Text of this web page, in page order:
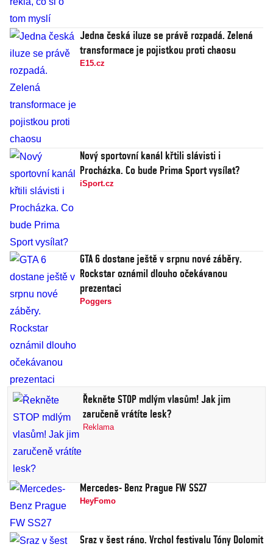
Jedna česká iluze se právě rozpadá. Zelená
transformace je pojistkou proti chaosu
E15.cz
Nový sportovní kanál křtili slávisti i
Procházka. Co bude Prima Sport vysílat?
iSport.cz
GTA 6 dostane ještě v srpnu nové záběry.
Rockstar oznámil dlouho očekávanou
prezentaci
Poggers
Řekněte STOP mdlým vlasům! Jak jim
zaručeně vrátíte lesk?
Reklama
Mercedes- Benz Prague FW SS27
HeyFomo
Sraz v šest ráno. Vrchol festivalu Tóny Dolomit